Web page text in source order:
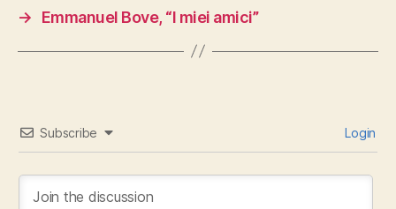
→
Emmanuel Bove, “I miei amici”
Subscribe Login